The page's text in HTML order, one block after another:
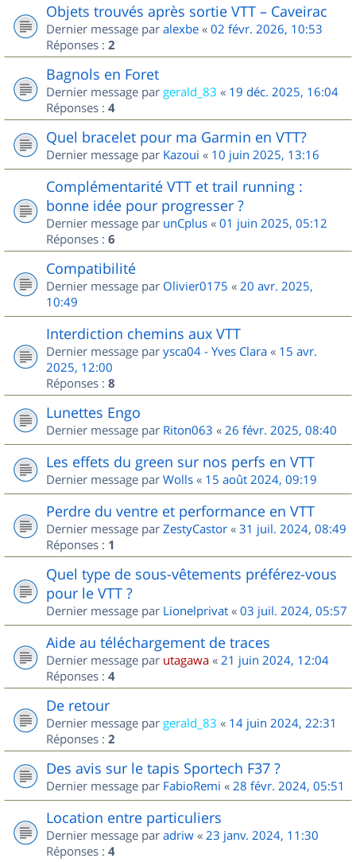
Objets trouvés après sortie VTT – Caveirac
Dernier message par alexbe « 02 févr. 2026, 10:53
Réponses : 2
Bagnols en Foret
Dernier message par gerald_83 « 19 déc. 2025, 16:04
Réponses : 4
Quel bracelet pour ma Garmin en VTT?
Dernier message par Kazoui « 10 juin 2025, 13:16
Complémentarité VTT et trail running :
bonne idée pour progresser ?
Dernier message par unCplus « 01 juin 2025, 05:12
Réponses : 6
Compatibilité
Dernier message par Olivier0175 « 20 avr. 2025,
10:49
Interdiction chemins aux VTT
Dernier message par ysca04 - Yves Clara « 15 avr.
2025, 12:00
Réponses : 8
Lunettes Engo
Dernier message par Riton063 « 26 févr. 2025, 08:40
Les effets du green sur nos perfs en VTT
Dernier message par Wolls « 15 août 2024, 09:19
Perdre du ventre et performance en VTT
Dernier message par ZestyCastor « 31 juil. 2024, 08:49
Réponses : 1
Quel type de sous-vêtements préférez-vous
pour le VTT ?
Dernier message par Lionelprivat « 03 juil. 2024, 05:57
Aide au téléchargement de traces
Dernier message par utagawa « 21 juin 2024, 12:04
Réponses : 4
De retour
Dernier message par gerald_83 « 14 juin 2024, 22:31
Réponses : 2
Des avis sur le tapis Sportech F37 ?
Dernier message par FabioRemi « 28 févr. 2024, 05:51
Location entre particuliers
Dernier message par adriw « 23 janv. 2024, 11:30
Réponses : 4